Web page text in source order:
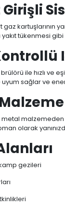
Girişli
kartuşlarının
yakıt tükenmesi
ile hızlı ve
sağlar ve
malzemeden
olarak
gezileri